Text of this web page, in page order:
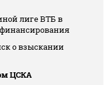
лиге ВТБ в
финансирования
о взыскании
ЦСКА